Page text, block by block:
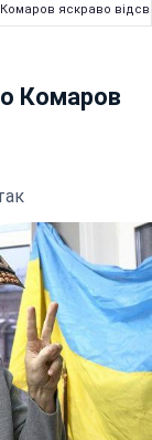
Комаров яскраво
Комаров